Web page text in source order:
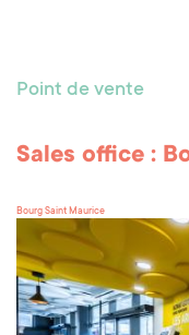
Point de vente
Retail outlet:
1950
30587